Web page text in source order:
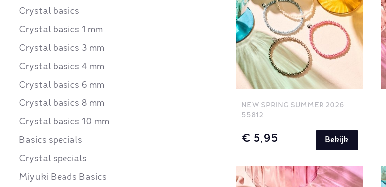
Crystal basics
Crystal basics 1 mm
Crystal basics 3 mm
Crystal basics 4 mm
Crystal basics 6 mm
Crystal basics 8 mm
Crystal basics 10 mm
Basics specials
Crystal specials
Miyuki Beads Basics
NEW SPRING SUMMER 2026
55812
€ 5,95 Bekijk